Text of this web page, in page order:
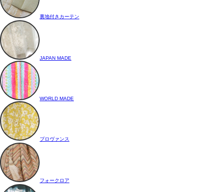
裏地付きカーテン
JAPAN MADE
WORLD MADE
プロヴァンス
フォークロア